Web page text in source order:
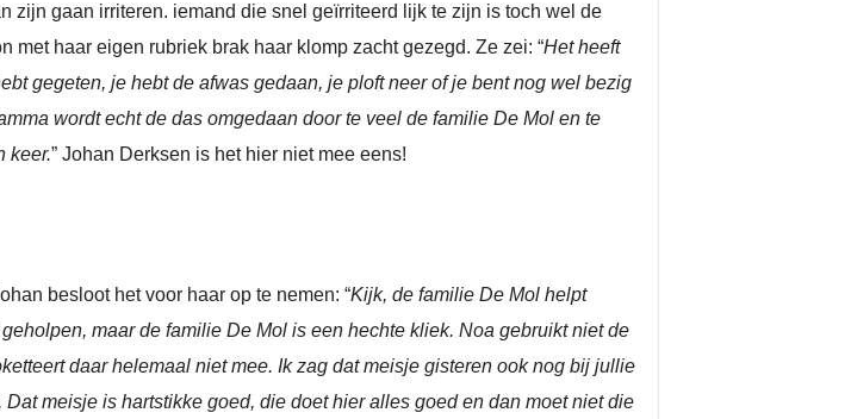
zijn gaan irriteren. iemand die snel geïrriteerd lijk te zijn is toch wel de
haar eigen rubriek brak haar klomp zacht gezegd. Ze zei: “Het heeft
gegeten, je hebt de afwas gedaan, je ploft neer of je bent nog wel bezig
wordt echt de das omgedaan door te veel de familie De Mol en te
keer.” Johan Derksen is het hier niet mee eens!
besloot het voor haar op te nemen: “Kijk, de familie De Mol helpt
maar de familie De Mol is een hechte kliek. Noa gebruikt niet de
daar helemaal niet mee. Ik zag dat meisje gisteren ook nog bij jullie
meisje is hartstikke goed, die doet hier alles goed en dan moet niet die